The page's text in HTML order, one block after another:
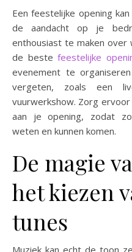
Een feestelijke opening
de aandacht op je
enthousiast te maken over
de bestefeestelijke
evenement te
vergeten, zoals een
vuurwerkshow. Zorg
aan je opening, zodat
weten en kunnen komen.
De magie
het kiezen
tunes
Muziek kan echt de toon